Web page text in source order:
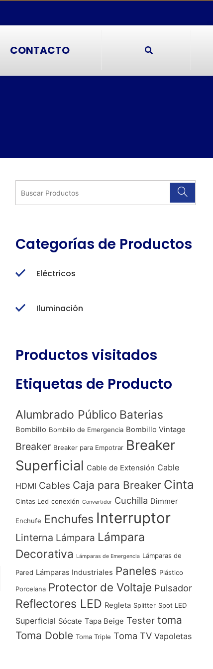
CONTACTO
Categorías de Productos
Eléctricos
Iluminación
Productos visitados
Etiquetas de Producto
Alumbrado Público Baterias
Bombillo Bombillo de Emergencia Bombillo Vintage
Breaker Breaker para Empotrar Breaker
Superficial Cable de Extensión Cable
HDMI Cables Caja para Breaker Cinta
Cintas Led conexión Convertidor Cuchilla Dimmer
Enchufe Enchufes Interruptor
Linterna Lámpara Lámpara
Decorativa
Lámparas de Emergencia Lámparas de
Pared Lámparas Industriales Paneles Plástico
Porcelana Protector de Voltaje Pulsador
Reflectores LED Regleta Splitter Spot LED
Superficial Sócate Tapa Beige Tester toma
Toma Doble Toma Triple Toma TV Vapoletas